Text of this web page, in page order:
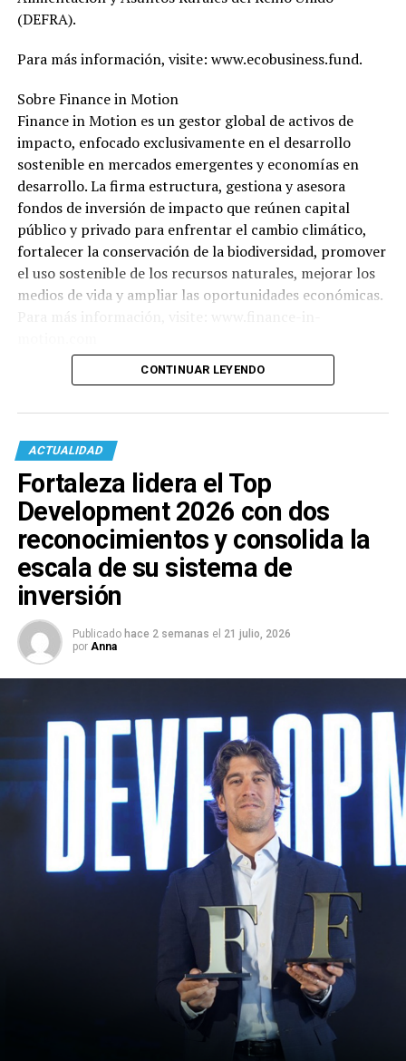
(DEFRA).
Para más información, visite: www.ecobusiness.fund.
Sobre Finance in Motion
Finance in Motion es un gestor global de activos de
impacto, enfocado exclusivamente en el desarrollo
sostenible en mercados emergentes y economías en
desarrollo. La firma estructura, gestiona y asesora
fondos de inversión de impacto que reúnen capital
público y privado para enfrentar el cambio climático,
fortalecer la conservación de la biodiversidad, promover
el uso sostenible de los recursos naturales, mejorar los
medios de vida y ampliar las oportunidades económicas.
CONTINUAR LEYENDO
ACTUALIDAD
Fortaleza lidera el Top
Development 2026 con dos
reconocimientos y consolida la
escala de su sistema de
inversión
Publicado hace 2 semanas el 21 julio, 2026
por Anna